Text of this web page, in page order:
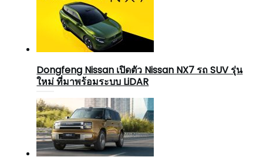
Dongfeng Nissan เปิดตัว Nissan NX7 รถ SUV รุ่น
ใหม่ ที่มาพร้อมระบบ LiDAR